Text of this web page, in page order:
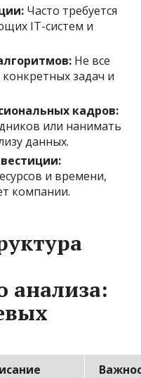
Часто требуется
IT-систем и
Не все
задач и
кадров:
или нанимать
данных.
и времени,
компании.
анализа: